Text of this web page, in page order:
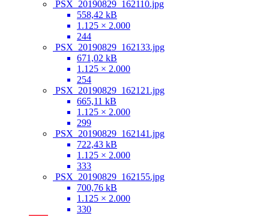
PSX_20190829_162110.jpg
558,42 kB
1.125 × 2.000
244
PSX_20190829_162133.jpg
671,02 kB
1.125 × 2.000
254
PSX_20190829_162121.jpg
665,11 kB
1.125 × 2.000
299
PSX_20190829_162141.jpg
722,43 kB
1.125 × 2.000
333
PSX_20190829_162155.jpg
700,76 kB
1.125 × 2.000
330